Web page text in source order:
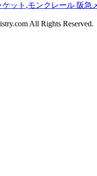
ット ,モンクレール 阪急
All Rights Reserved.